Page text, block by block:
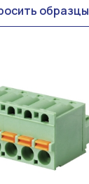
образцы